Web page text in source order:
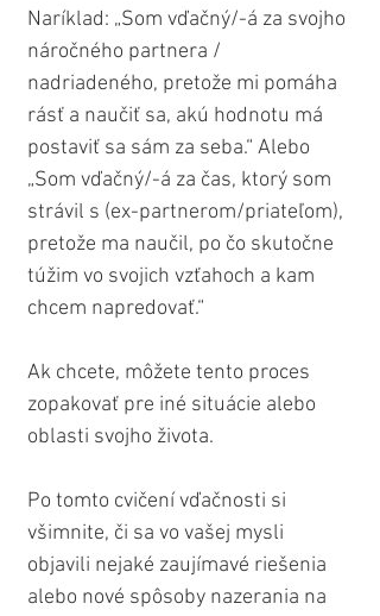
Naríklad: „Som vďačný/-á za svojho
náročného partnera /
nadriadeného, pretože mi pomáha
rásť a naučiť sa, akú hodnotu má
postaviť sa sám za seba.“ Alebo
„Som vďačný/-á za čas, ktorý som
strávil s (ex-partnerom/priateľom),
pretože ma naučil, po čo skutočne
túžim vo svojich vzťahoch a kam
chcem napredovať.“
Ak chcete, môžete tento proces
zopakovať pre iné situácie alebo
oblasti svojho života.
Po tomto cvičení vďačnosti si
všimnite, či sa vo vašej mysli
objavili nejaké zaujímavé riešenia
alebo nové spôsoby nazerania na